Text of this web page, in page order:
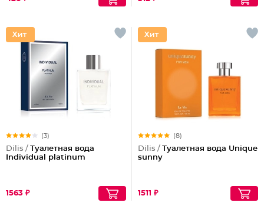
(3)
Dilis / Туалетная вода
Individual platinum
1563 ₽
(8)
Dilis / Туалетная вода Unique
sunny
1511 ₽